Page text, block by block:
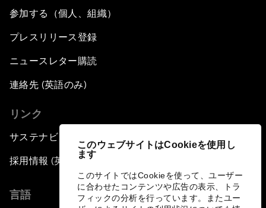
このウェブサイトはCookieを使用し
ます
このサイトではCookieを使って、ユーザー
に合わせたコンテンツや広告の表示、トラ
フィックの分析を行っています。またユー
参加する（個人、組織）
プレスリリース登録
ニュースレター購読
連絡先 (英語のみ)
リンク
サステナビリティへの取り組み
採用情報 (英語のみ)
言語